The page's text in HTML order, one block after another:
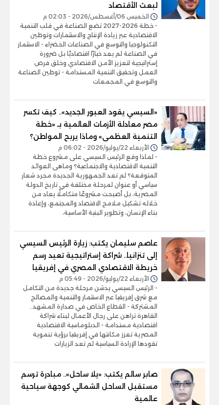
لبعث الأقتصاد
الخميس 06/أغسطس/2026 - 02:03 م
- خطة 2026-2027 تضع الصناعة في قلب التنمية
الاقتصادية عبر زيادة الإنتاج والاستثمارات وتوطين
التكنولوجيا والتوسع في الصناعات الخضراء - الاستثمار
في الصناعة لم يعد خيارًا اقتصاديًا بل ضرورة
إستراتيجية لتعزيز الأمن الاقتصادي وخلق فرص
العمل وتحقيق التنمية المستدامة - توطين الصناعة
والتوسع في المجمعات
«السيسي يقود العبور الجديد».. كيف تكسر
مصر معادلة الأزمات العالمية بـ «خطة
التنمية العظمى» وماذا يربح المواطن؟
الأربعاء 22/يوليو/2026 - 06:02 م
- لماذا وقع الرئيس السيسي على مشروع خطة
التنمية الاقتصادية والاجتماعية؟ وماهى العوائد
المتوقعة؟ لم تعد الجمهورية الجديدة مجرد شعار
سياسي أو عنوان لمرحلة مختلفة في تاريخ الدولة
المصرية، بل أصبحت مشروعًا متكاملًا يعاد من
خلاله تشكيل ملامح الاقتصاد والمجتمع، وإعادة
بناء الإنسان، وتطوير البنية الأساسية،
عاصم سليمان يكتب: زيارة الرئيس السيسي
إلى تنزانيا.. شراكة إستراتيجية تعيد رسم
خريطة الاقتصادي المصري في إفريقيا
الأربعاء 22/يوليو/2026 - 05:49 م
- الرئيس السيسي يدشن مرحلة جديدة من التكامل
مع شرق إفريقيا عبر الاستثمار والتنمية والمصالح
المشتركة - القطاع الخاص في صدارة المشهد..
القاهرة تراهن على رجال الأعمال لبناء شراكة
اقتصادية مستدامة - الدبلوماسية الاقتصادية
المصرية تعزز مكانتها في إفريقيا برؤية تنموية
تقودها الإرادة السياسية لم تعد الزيارات
صابر سالم يكتب: «يلا ساحل».. مبادرة ترسم
مستقبل الساحل الشمالي كوجهة سياحية
عالمية